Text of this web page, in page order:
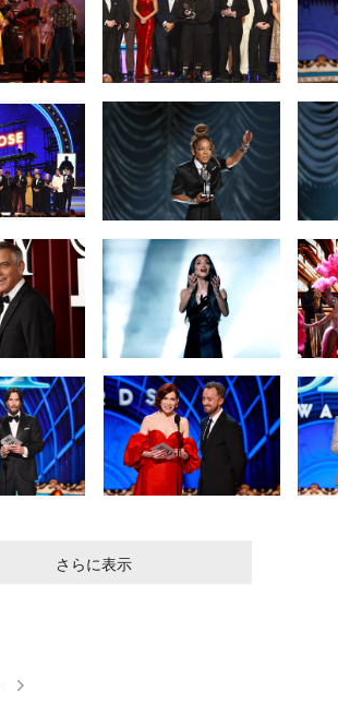
さらに表示